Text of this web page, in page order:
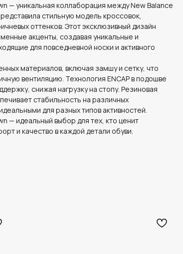
— уникальная коллаборация между New Balance
стильную модель кроссовок,
оттенков. Этот эксклюзивный дизайн
акценты, создавая уникальные и
для повседневной носки и активного
материалов, включая замшу и сетку, что
вентиляцию. Технология ENCAP в подошве
снижая нагрузку на стопу. Резиновая
стабильность на различных
для разных типов активностей.
— идеальный выбор для тех, кто ценит
и качество в каждой детали обуви.